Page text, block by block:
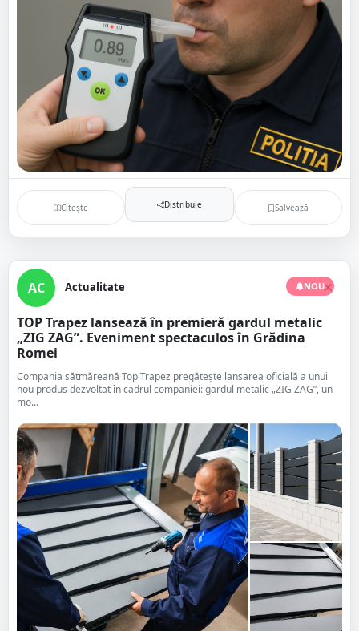
Citește Distribuie Salvează
NOU
AC Actualitate
TOP Trapez lansează în premieră gardul metalic
„ZIG ZAG”. Eveniment spectaculos în Grădina
Romei
Compania sătmăreană Top Trapez pregătește lansarea oficială a unui
nou produs dezvoltat în cadrul companiei: gardul metalic „ZIG ZAG”, un
mo...